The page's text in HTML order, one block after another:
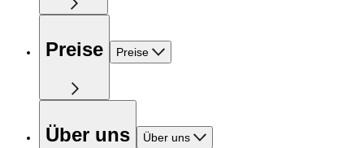
Preise Preise
Über uns Über uns